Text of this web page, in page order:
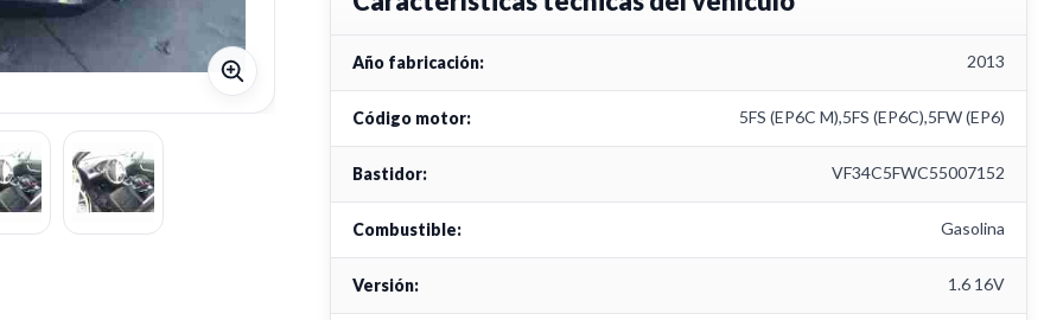
Año fabricación: 2013
Código motor: 5FS (EP6C M),5FS (EP6C),5FW (EP6)
Bastidor: VF34C5FWC55007152
Combustible: Gasolina
Versión: 1.6 16V